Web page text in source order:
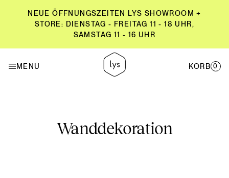
NEUE ÖFFNUNGSZEITEN LYS SHOWROOM +
STORE: DIENSTAG - FREITAG 11 - 18 UHR,
SAMSTAG 11 - 16 UHR
MENU KORB 0
STORE: DIENSTAG - FREITAG 11 - 18 UHR,
SAMSTAG 11 - 16 UHR
Wanddekoration